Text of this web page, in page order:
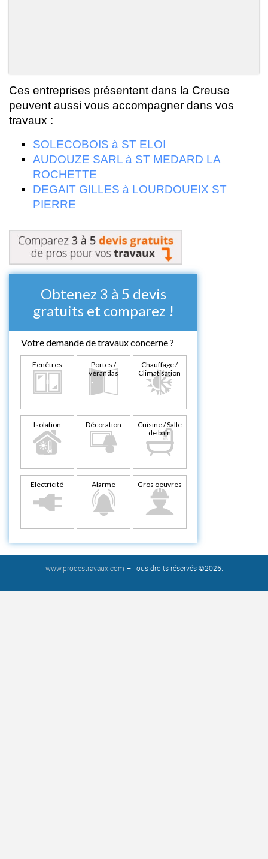
Ces entreprises présentent dans la Creuse
peuvent aussi vous accompagner dans vos
travaux :
SOLECOBOIS à ST ELOI
AUDOUZE SARL à ST MEDARD LA
ROCHETTE
DEGAIT GILLES à LOURDOUEIX ST
PIERRE
Obtenez 3 à 5 devis
gratuits et comparez !
Votre demande de travaux concerne ?
Fenêtres
Portes /
vérandas
Chauffage /
Climatisation
Isolation Décoration
Cuisine / Salle
de bain
Electricité Alarme Gros oeuvres
www.prodestravaux.com – Tous droits réservés ©2026.